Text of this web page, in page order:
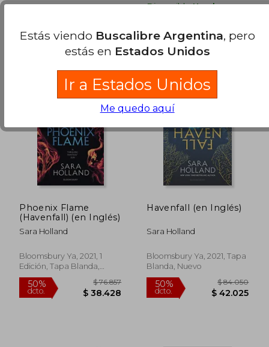
50%
dcto. $ 49.908
50%
dcto. $
DisponibleUsado
Comprar Usado
Phoenix Flame
(Havenfall) (en Inglés)
Sara Holland
Bloomsbury Ya, 2021, 1
Edición, Tapa Blanda,
Nuevo
Havenfall (en Inglés)
Sara Holland
Bloomsbury Ya, 2021, Tapa
Blanda, Nuevo
Estás viendo Buscalibre Argentina, pero
estás en Estados Unidos
Ir a Estados Unidos
Me quedo aquí